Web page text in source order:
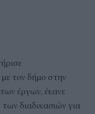
τον δήμο στην
έργων, έκανε
των διαδικασιών για